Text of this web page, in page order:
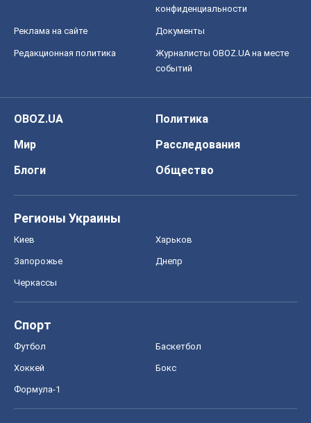
конфиденциальности
Реклама на сайте Документы
Редакционная политика
Журналисты OBOZ.UA на месте
событий
OBOZ.UA
Политика
Мир
Расследования
Блоги
Общество
Регионы Украины
Киев Харьков
Запорожье Днепр
Черкассы
Спорт
Футбол Баскетбол
Хоккей Бокс
Формула-1